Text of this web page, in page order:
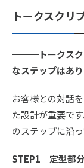
トークスクリ
━━━トークスク
なステップはあ
お客様との対話
た設計が重要で
のステップに沿
STEP1｜定型部